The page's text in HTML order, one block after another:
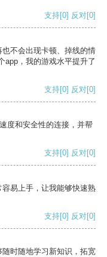
支持[0] 反对[0]
不会出现卡顿、掉线的情
app，我的游戏水平提升了
支持[0] 反对[0]
度和安全性的连接，并帮
支持[0] 反对[0]
易上手，让我能够快速熟
支持[0] 反对[0]
时随地学习新知识，拓宽